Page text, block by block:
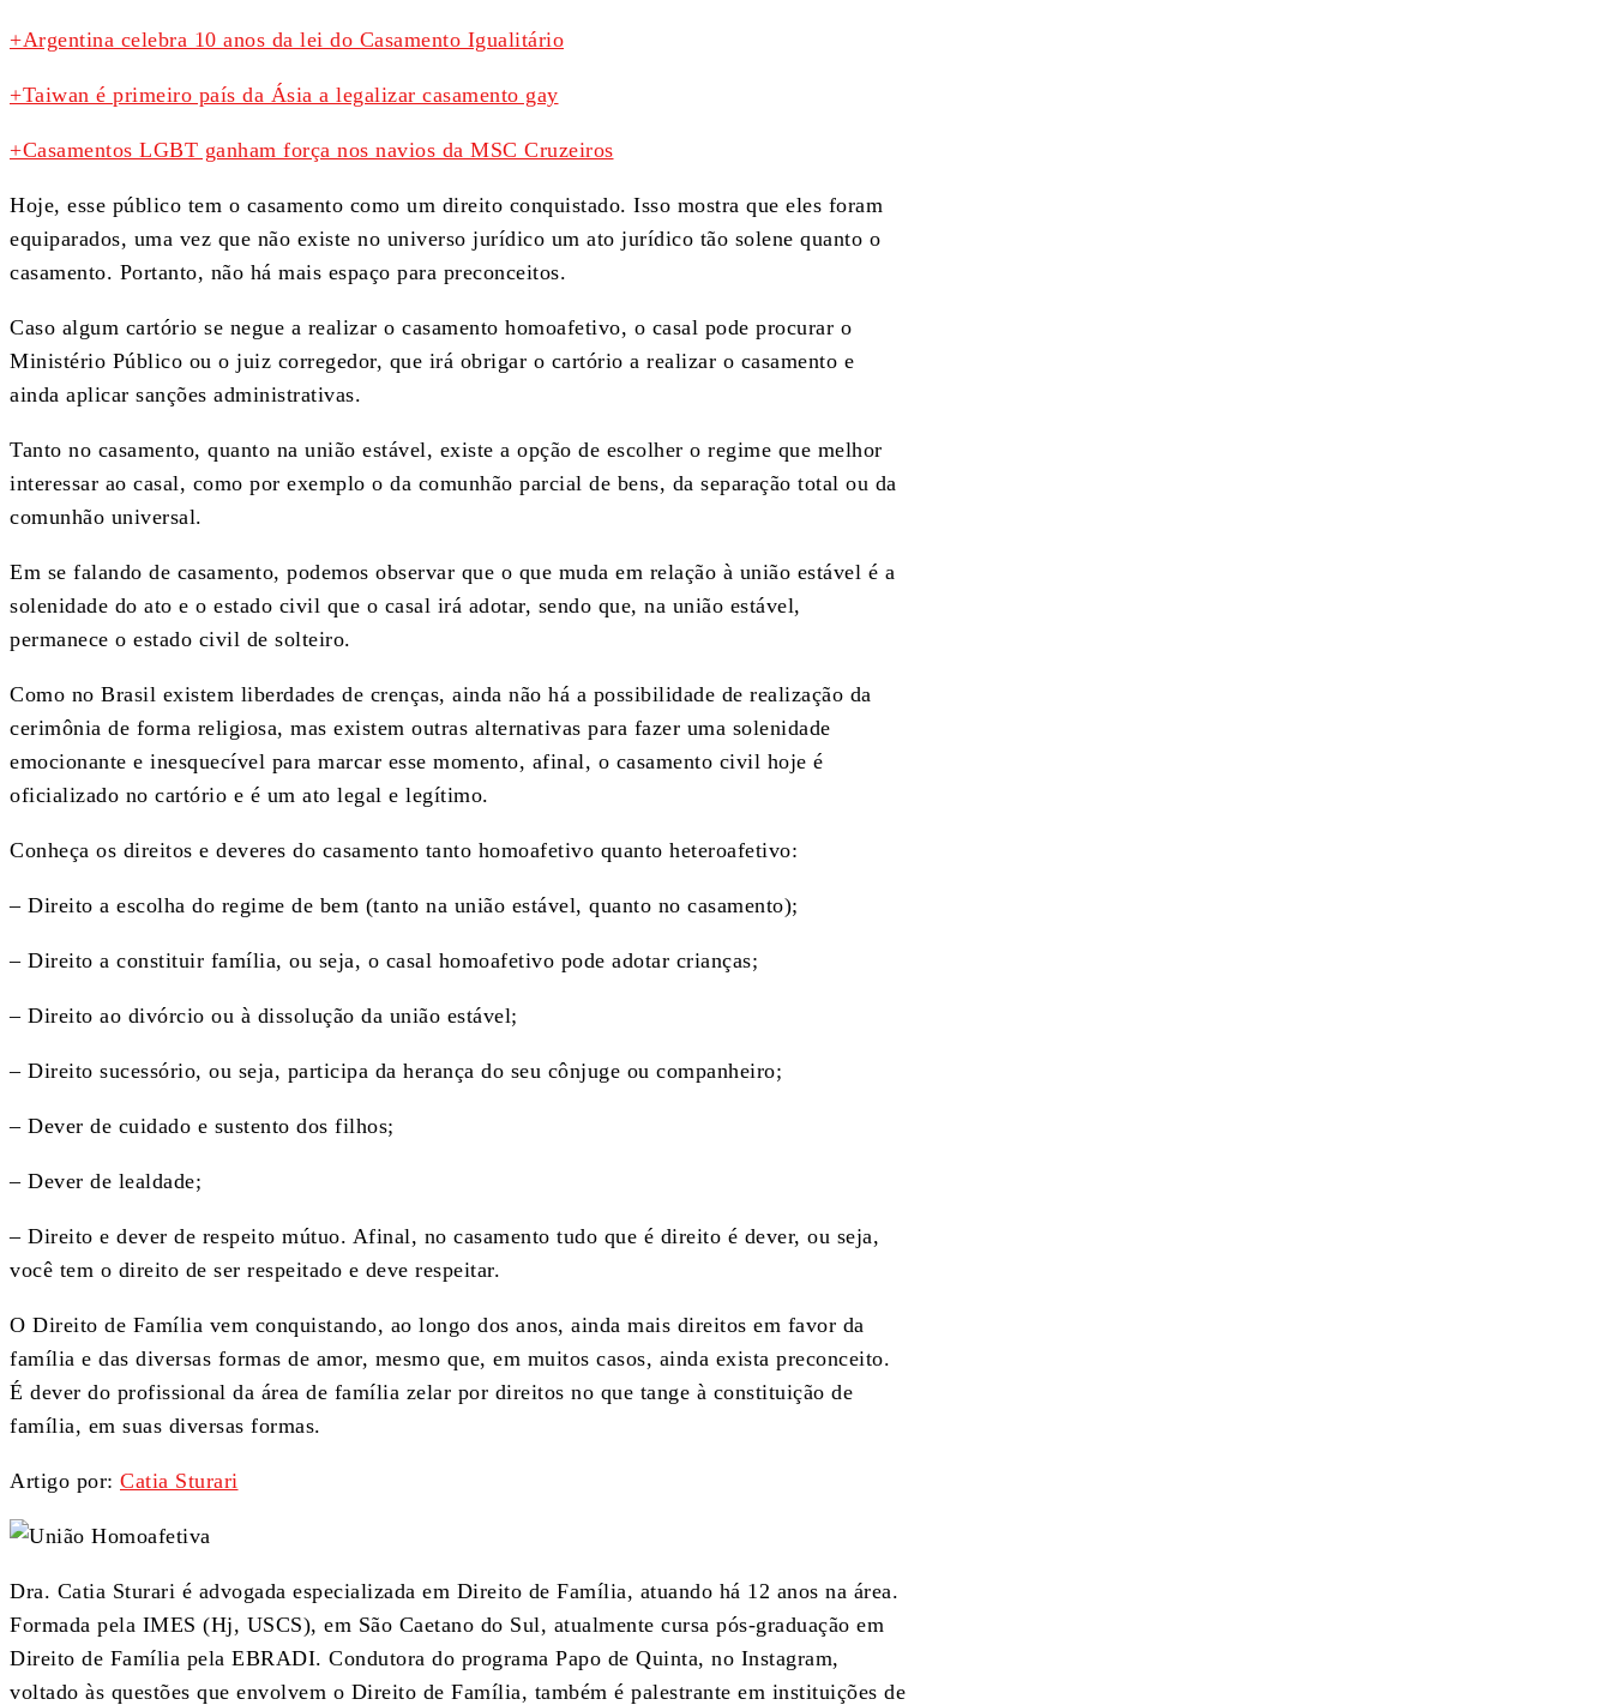
+Argentina celebra 10 anos da lei do Casamento Igualitário
+Taiwan é primeiro país da Ásia a legalizar casamento gay
+Casamentos LGBT ganham força nos navios da MSC Cruzeiros
Hoje, esse público tem o casamento como um direito conquistado. Isso mostra que eles foram
equiparados, uma vez que não existe no universo jurídico um ato jurídico tão solene quanto o
casamento. Portanto, não há mais espaço para preconceitos.
Caso algum cartório se negue a realizar o casamento homoafetivo, o casal pode procurar o
Ministério Público ou o juiz corregedor, que irá obrigar o cartório a realizar o casamento e
ainda aplicar sanções administrativas.
Tanto no casamento, quanto na união estável, existe a opção de escolher o regime que melhor
interessar ao casal, como por exemplo o da comunhão parcial de bens, da separação total ou da
comunhão universal.
Em se falando de casamento, podemos observar que o que muda em relação à união estável é a
solenidade do ato e o estado civil que o casal irá adotar, sendo que, na união estável,
permanece o estado civil de solteiro.
Como no Brasil existem liberdades de crenças, ainda não há a possibilidade de realização da
cerimônia de forma religiosa, mas existem outras alternativas para fazer uma solenidade
emocionante e inesquecível para marcar esse momento, afinal, o casamento civil hoje é
oficializado no cartório e é um ato legal e legítimo.
Conheça os direitos e deveres do casamento tanto homoafetivo quanto heteroafetivo:
– Direito a escolha do regime de bem (tanto na união estável, quanto no casamento);
– Direito a constituir família, ou seja, o casal homoafetivo pode adotar crianças;
– Direito ao divórcio ou à dissolução da união estável;
– Direito sucessório, ou seja, participa da herança do seu cônjuge ou companheiro;
– Dever de cuidado e sustento dos filhos;
– Dever de lealdade;
– Direito e dever de respeito mútuo. Afinal, no casamento tudo que é direito é dever, ou seja,
você tem o direito de ser respeitado e deve respeitar.
O Direito de Família vem conquistando, ao longo dos anos, ainda mais direitos em favor da
família e das diversas formas de amor, mesmo que, em muitos casos, ainda exista preconceito.
É dever do profissional da área de família zelar por direitos no que tange à constituição de
família, em suas diversas formas.
Artigo por: Catia Sturari
Dra. Catia Sturari é advogada especializada em Direito de Família, atuando há 12 anos na área.
Formada pela IMES (Hj, USCS), em São Caetano do Sul, atualmente cursa pós-graduação em
Direito de Família pela EBRADI. Condutora do programa Papo de Quinta, no Instagram,
voltado às questões que envolvem o Direito de Família, também é palestrante em instituições de